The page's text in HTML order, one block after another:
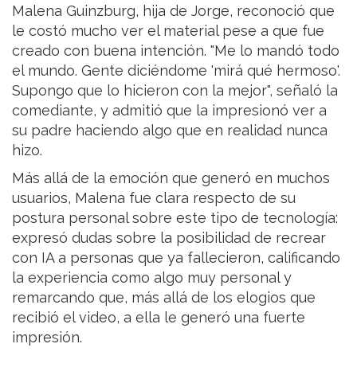
Malena Guinzburg, hija de Jorge, reconoció que
le costó mucho ver el material pese a que fue
creado con buena intención. "Me lo mandó todo
el mundo. Gente diciéndome 'mirá qué hermoso'.
Supongo que lo hicieron con la mejor", señaló la
comediante, y admitió que la impresionó ver a
su padre haciendo algo que en realidad nunca
hizo.
Más allá de la emoción que generó en muchos
usuarios, Malena fue clara respecto de su
postura personal sobre este tipo de tecnología:
expresó dudas sobre la posibilidad de recrear
con IA a personas que ya fallecieron, calificando
la experiencia como algo muy personal y
remarcando que, más allá de los elogios que
recibió el video, a ella le generó una fuerte
impresión.